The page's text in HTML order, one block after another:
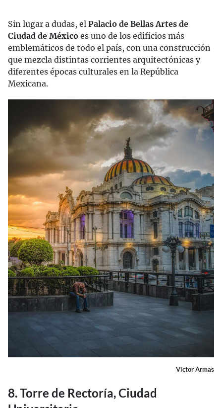
Sin lugar a dudas, el Palacio de Bellas Artes de
Ciudad de México es uno de los edificios más
emblemáticos de todo el país, con una construcción
que mezcla distintas corrientes arquitectónicas y
diferentes épocas culturales en la República
Mexicana.
Victor Armas
8. Torre de Rectoría, Ciudad